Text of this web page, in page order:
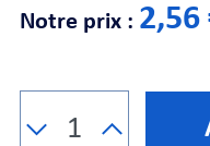
Notre prix : 2,56